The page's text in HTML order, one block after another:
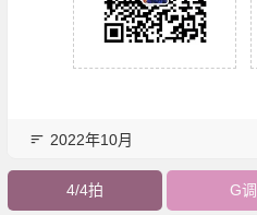
2022年10月
4/4拍 G调